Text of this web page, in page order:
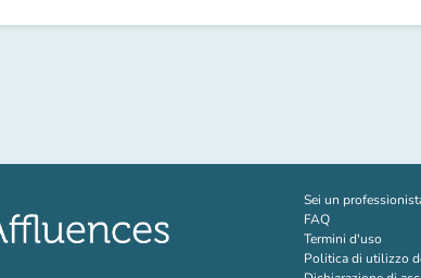
Sei un
FAQ
Termini d'uso
Politica di utilizzo